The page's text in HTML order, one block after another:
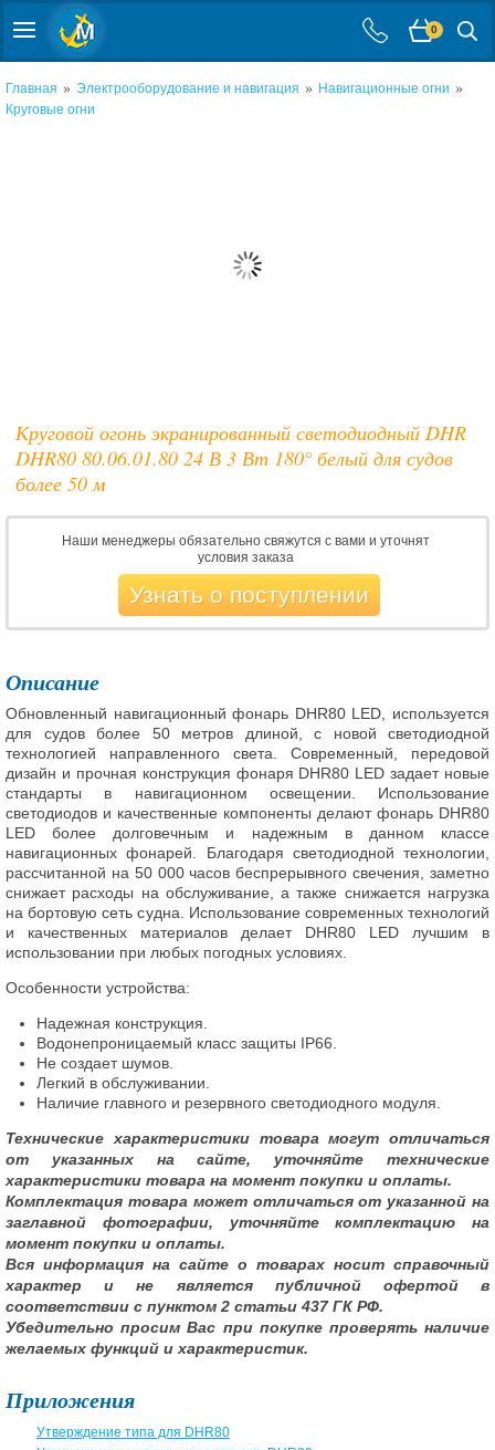
0
Главная » Электрооборудование и навигация » Навигационные огни »
Круговые огни
Круговой огонь экранированный светодиодный DHR
DHR80 80.06.01.80 24 В 3 Вт 180° белый для судов
более 50 м
Наши менеджеры обязательно свяжутся с вами и уточнят
условия заказа
Узнать о поступлении
Описание
Обновленный навигационный фонарь DHR80 LED, используется
для судов более 50 метров длиной, с новой светодиодной
технологией направленного света. Современный, передовой
дизайн и прочная конструкция фонаря DHR80 LED задает новые
стандарты в навигационном освещении. Использование
светодиодов и качественные компоненты делают фонарь DHR80
LED более долговечным и надежным в данном классе
навигационных фонарей. Благодаря светодиодной технологии,
рассчитанной на 50 000 часов беспрерывного свечения, заметно
снижает расходы на обслуживание, а также снижается нагрузка
на бортовую сеть судна. Использование современных технологий
и качественных материалов делает DHR80 LED лучшим в
использовании при любых погодных условиях.
Особенности устройства:
Надежная конструкция.
Водонепроницаемый класс защиты IP66.
Не создает шумов.
Легкий в обслуживании.
Наличие главного и резервного светодиодного модуля.
Технические характеристики товара могут отличаться
от указанных на сайте, уточняйте технические
характеристики товара на момент покупки и оплаты.
Комплектация товара может отличаться от указанной на
заглавной фотографии, уточняйте комплектацию на
момент покупки и оплаты.
Вся информация на сайте о товарах носит справочный
характер и не является публичной офертой в
соответствии с пунктом 2 статьи 437 ГК РФ.
Убедительно просим Вас при покупке проверять наличие
желаемых функций и характеристик.
Приложения
Утверждение типа для DHR80